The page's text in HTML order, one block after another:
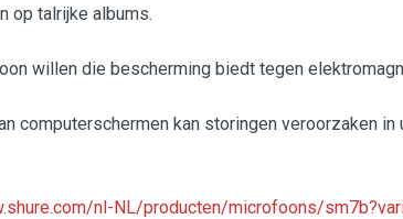
op talrijke albums.
willen die bescherming biedt tegen
computerschermen kan storingen veroorzaken
nl-NL/producten/microfoons/